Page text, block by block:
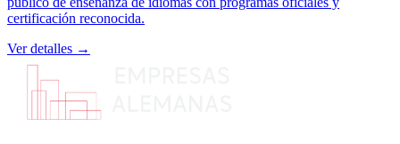
certificación reconocida.
Ver detalles →